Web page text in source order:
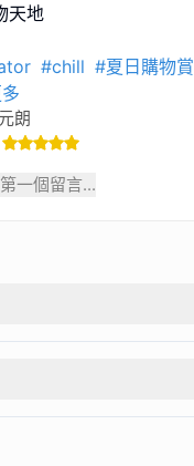
天地
#chill #夏日購物賞
朗
一個留言...